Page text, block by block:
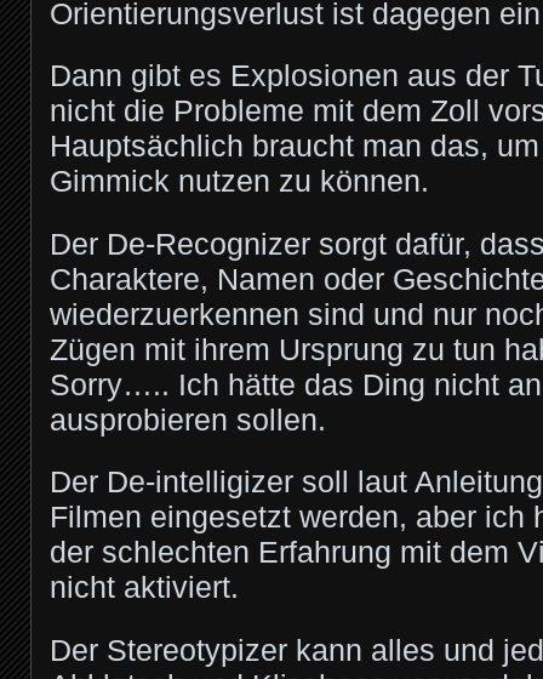
Orientierungsverlust ist dagegen
Dann gibt es Explosionen aus der
nicht die Probleme mit dem Zoll
Hauptsächlich braucht man das,
Gimmick nutzen zu können.
Der De-Recognizer sorgt dafür,
Charaktere, Namen oder
wiederzuerkennen sind und nur
Zügen mit ihrem Ursprung zu tun
Sorry….. Ich hätte das Ding nicht
ausprobieren sollen.
Der De-intelligizer soll laut
Filmen eingesetzt werden, aber ich
der schlechten Erfahrung mit dem
nicht aktiviert.
Der Stereotypizer kann alles und